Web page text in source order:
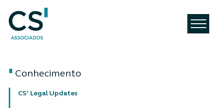
Conhecimento
CS' Legal Updates